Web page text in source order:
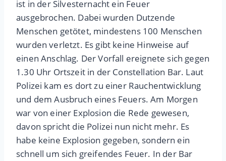
ist in der Silvesternacht ein Feuer
ausgebrochen. Dabei wurden Dutzende
Menschen getötet, mindestens 100 Menschen
wurden verletzt. Es gibt keine Hinweise auf
einen Anschlag. Der Vorfall ereignete sich gegen
1.30 Uhr Ortszeit in der Constellation Bar. Laut
Polizei kam es dort zu einer Rauchentwicklung
und dem Ausbruch eines Feuers. Am Morgen
war von einer Explosion die Rede gewesen,
davon spricht die Polizei nun nicht mehr. Es
habe keine Explosion gegeben, sondern ein
schnell um sich greifendes Feuer. In der Bar